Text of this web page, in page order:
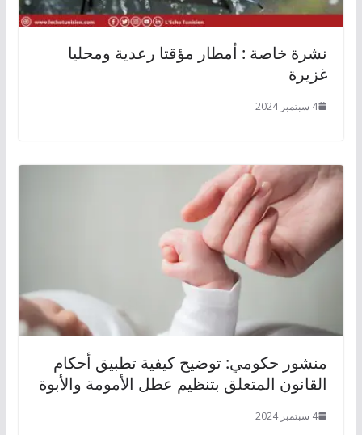
نشرة خاصة : أمطار مؤقتا رعدية ومحليا
غزيرة
4 سبتمبر 2024
منشور حكومي: توضيح كيفية تطبيق أحكام
القانون المتعلق بتنظيم عطل الأمومة والأبوة
4 سبتمبر 2024